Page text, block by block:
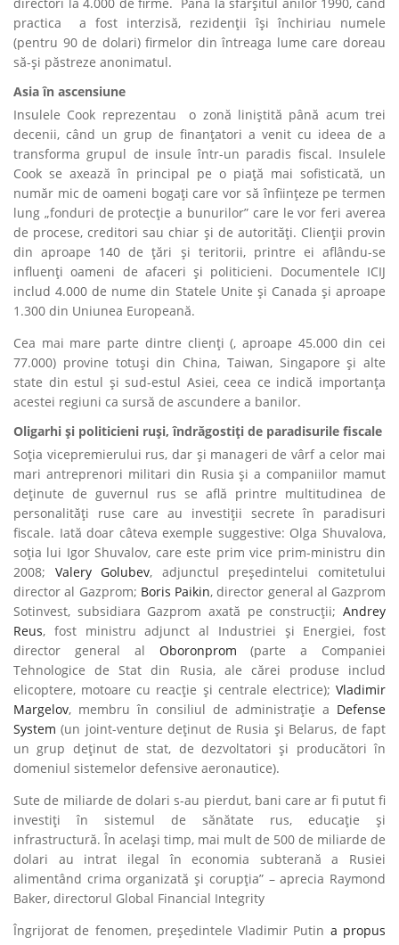
practica a fost interzisă, rezidenții își închiriau numele
(pentru 90 de dolari) firmelor din întreaga lume care doreau
să-și păstreze anonimatul.
Asia în ascensiune
Insulele Cook reprezentau o zonă liniștită până acum trei
decenii, când un grup de finanțatori a venit cu ideea de a
transforma grupul de insule într-un paradis fiscal. Insulele
Cook se axează în principal pe o piață mai sofisticată, un
număr mic de oameni bogați care vor să înființeze pe termen
lung „fonduri de protecție a bunurilor” care le vor feri averea
de procese, creditori sau chiar și de autorități. Clienții provin
din aproape 140 de țări și teritorii, printre ei aflându-se
influenți oameni de afaceri și politicieni. Documentele ICIJ
includ 4.000 de nume din Statele Unite și Canada și aproape
1.300 din Uniunea Europeană.
Cea mai mare parte dintre clienți (, aproape 45.000 din cei
77.000) provine totuși din China, Taiwan, Singapore și alte
state din estul și sud-estul Asiei, ceea ce indică importanța
acestei regiuni ca sursă de ascundere a banilor.
Oligarhi și politicieni ruși, îndrăgostiți de paradisurile fiscale
Soția vicepremierului rus, dar și manageri de vârf a celor mai
mari antreprenori militari din Rusia și a companiilor mamut
deținute de guvernul rus se află printre multitudinea de
personalități ruse care au investiții secrete în paradisuri
fiscale. Iată doar câteva exemple suggestive: Olga Shuvalova,
soția lui Igor Shuvalov, care este prim vice prim-ministru din
2008; Valery Golubev, adjunctul președintelui comitetului
director al Gazprom; Boris Paikin, director general al Gazprom
Sotinvest, subsidiara Gazprom axată pe construcții; Andrey
Reus, fost ministru adjunct al Industriei și Energiei, fost
director general al Oboronprom (parte a Companiei
Tehnologice de Stat din Rusia, ale cărei produse includ
elicoptere, motoare cu reacție și centrale electrice); Vladimir
Margelov, membru în consiliul de administrație a Defense
System (un joint-venture deținut de Rusia și Belarus, de fapt
un grup deținut de stat, de dezvoltatori și producători în
domeniul sistemelor defensive aeronautice).
Sute de miliarde de dolari s-au pierdut, bani care ar fi putut fi
investiți în sistemul de sănătate rus, educație și
infrastructură. În același timp, mai mult de 500 de miliarde de
dolari au intrat ilegal în economia subterană a Rusiei
alimentând crima organizată și corupția” – aprecia Raymond
Baker, directorul Global Financial Integrity
Îngrijorat de fenomen, președintele Vladimir Putin a propus